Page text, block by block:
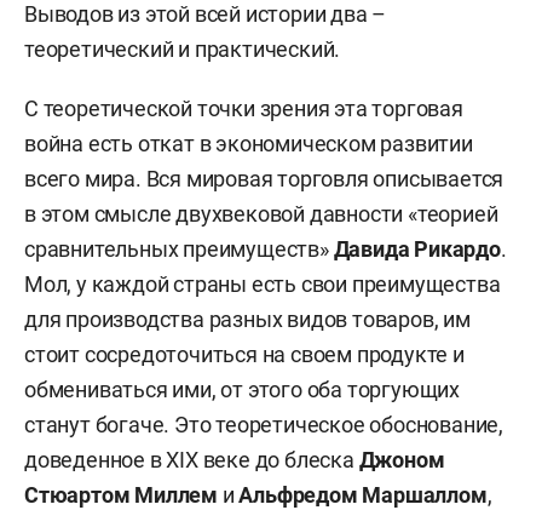
Выводов из этой всей истории два –
теоретический и практический.
С теоретической точки зрения эта торговая
война есть откат в экономическом развитии
всего мира. Вся мировая торговля описывается
в этом смысле двухвековой давности «теорией
сравнительных преимуществ»Давида Рикардо.
Мол, у каждой страны есть свои преимущества
для производства разных видов товаров, им
стоит сосредоточиться на своем продукте и
обмениваться ими, от этого оба торгующих
станут богаче. Это теоретическое обоснование,
доведенное в XIX веке до блеска Джоном
Стюартом Миллем иАльфредом Маршаллом,